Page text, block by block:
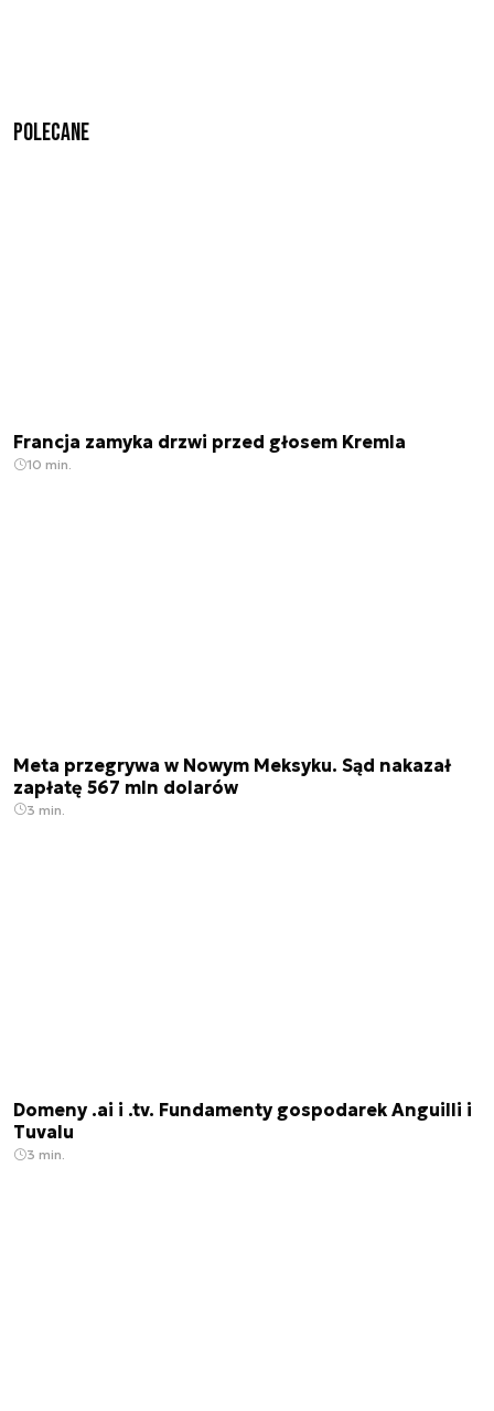
Polecane
Francja zamyka drzwi przed głosem Kremla
10 min.
Meta przegrywa w Nowym Meksyku. Sąd nakazał
zapłatę 567 mln dolarów
3 min.
Domeny .ai i .tv. Fundamenty gospodarek Anguilli i
Tuvalu
3 min.